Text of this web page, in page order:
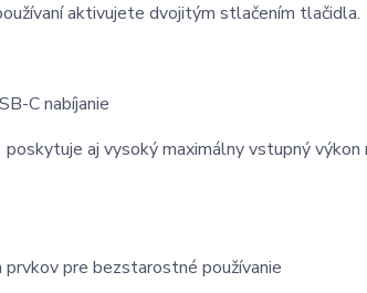
aktivujete dvojitým stlačením tlačidla.
C nabíjanie
aj vysoký maximálny vstupný
prvkov pre bezstarostné používanie